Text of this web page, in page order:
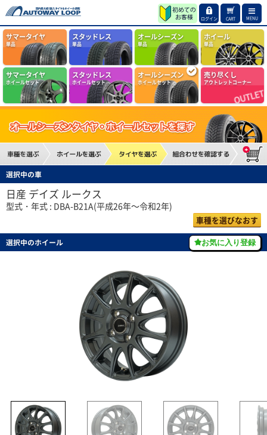
ログイン CART MENU
サマータイヤ
単品
スタッドレス
単品
オールシーズン
単品
ホイール
単品
サマータイヤ
ホイールセット
スタッドレス
ホイールセット
オールシーズン
ホイールセット
売り尽くし
アウトレットコーナー
選択中の車
日産 デイズ ルークス
型式・年式 : DBA-B21A(平成26年～令和2年)
車種を選びなおす
選択中のホイール お気に入り登録